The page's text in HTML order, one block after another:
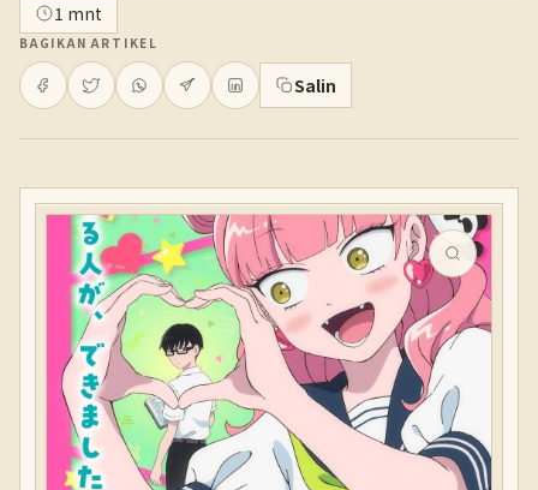
1 mnt
BAGIKAN ARTIKEL
Salin